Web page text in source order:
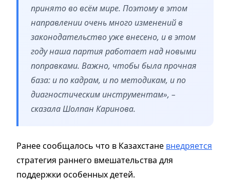
принято во всём мире. Поэтому в этом
направлении очень много изменений в
законодательство уже внесено, и в этом
году наша партия работает над новыми
поправками. Важно, чтобы была прочная
база: и по кадрам, и по методикам, и по
диагностическим инструментам», –
сказала Шолпан Каринова.
Ранее сообщалось что в Казахстане внедряется
стратегия раннего вмешательства для
поддержки особенных детей.